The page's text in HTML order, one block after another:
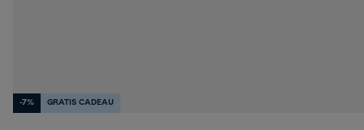
-7% GRATIS CADEAU